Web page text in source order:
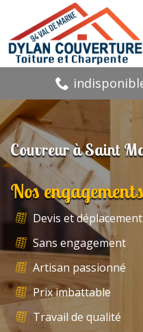
Couvreur à Saint
Nos engagements
Devis et
Sans engagement
Artisan passionné
Prix imbattable
Travail de qualité